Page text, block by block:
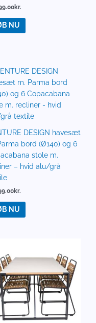
kr.
NU
DESIGN havesæt
bord (Ø140) og 6
stole m.
– hvid alu/grå
kr.
NU